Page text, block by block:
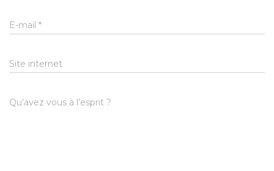
E-mail *
Site internet
Qu’avez vous à l’esprit ?